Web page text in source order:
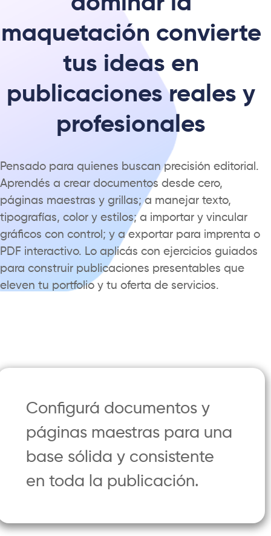
maquetación convierte
tus ideas en
publicaciones reales y
profesionales
Pensado para quienes buscan precisión editorial.
Aprendés a crear documentos desde cero,
páginas maestras y grillas; a manejar texto,
tipografías, color y estilos; a importar y vincular
gráficos con control; y a exportar para imprenta o
PDF interactivo. Lo aplicás con ejercicios guiados
para construir publicaciones presentables que
eleven tu portfolio y tu oferta de servicios.
Configurá documentos y
páginas maestras para una
base sólida y consistente
en toda la publicación.